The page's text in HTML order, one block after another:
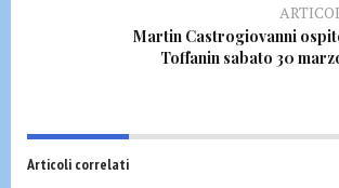
Martin Castrogiovanni
Toffanin sabato 30
Articoli correlati